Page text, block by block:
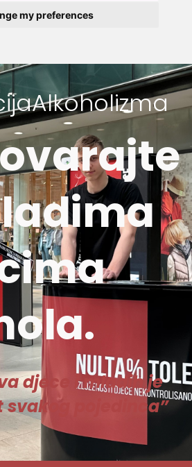
my preferences
djece i mladih je
svakog pojedinca”